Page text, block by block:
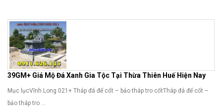
39GM+ Giá Mộ Đá Xanh Gia Tộc Tại Thừa Thiên Huế Hiện Nay
Mục lụcVĩnh Long 021+ Tháp đá để cốt – bảo tháp tro cốtTháp đá để cốt –
bảo tháp tro ...